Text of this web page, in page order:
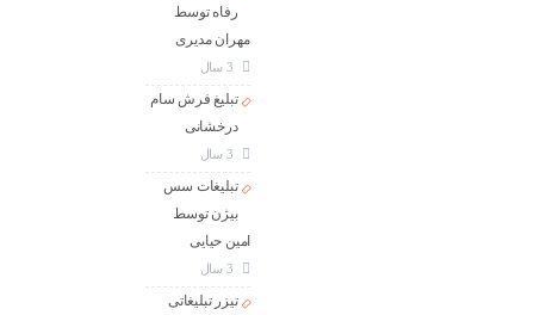
رفاه توسط
مهران مدیری
تبلیغ فرش سام
درخشانی
تبلیغات سس
بیژن توسط
امین حیایی
تیزر تبلیغاتی